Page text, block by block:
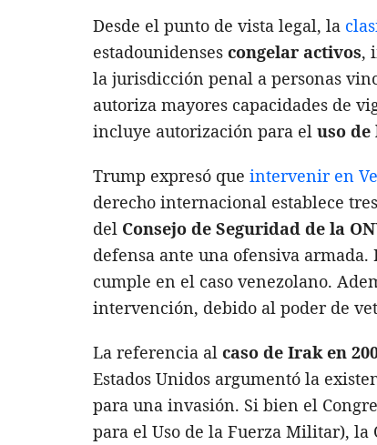
Desde el punto de vista legal, la
estadounidenses congelar activos,
la jurisdicción penal a personas
autoriza mayores capacidades de
incluye autorización para el uso
Trump expresó que intervenir en
derecho internacional establece
del Consejo de Seguridad de la
defensa ante una ofensiva armada.
cumple en el caso venezolano.
intervención, debido al poder de
La referencia al caso de Irak en
Estados Unidos argumentó la
para una invasión. Si bien el
para el Uso de la Fuerza Militar), la